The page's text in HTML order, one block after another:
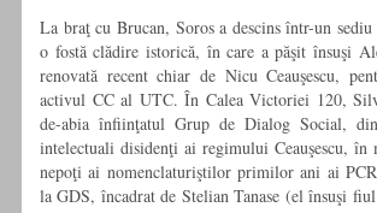
La braţ cu Brucan, Soros a descins într-un
o fostă clădire istorică, în care a păşit însuşi
renovată recent chiar de Nicu Ceauşescu,
activul CC al UTC. În Calea Victoriei 120,
de-abia înfiinţatul Grup de Dialog Social,
intelectuali disidenţi ai regimului Ceauşescu,
nepoţi ai nomenclaturiştilor primilor ani ai
la GDS, încadrat de Stelian Tanase (el însuşi